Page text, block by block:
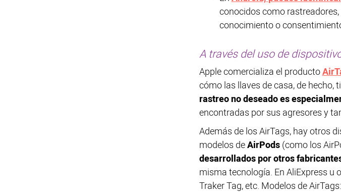
conocidos como
conocimiento o
A través del uso de
Apple comercializa el producto
cómo las llaves de casa, de hecho,
rastreo no deseado es
encontradas por sus agresores y
Además de los AirTags, hay otros
modelos deAirPods(como los
desarrollados por otros
misma tecnología. En AliExpress
Traker Tag, etc. Modelos de AirTags: